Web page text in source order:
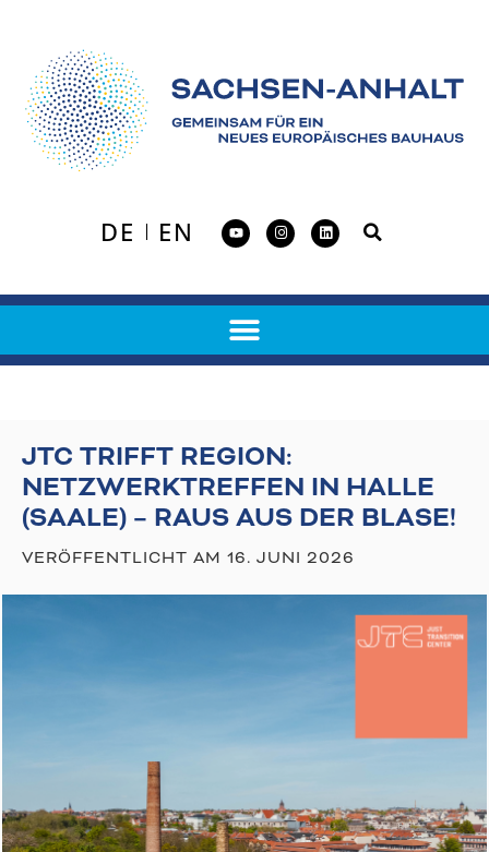
DE EN
JTC TRIFFT REGION:
NETZWERKTREFFEN IN HALLE
(SAALE) – RAUS AUS DER BLASE!
VERÖFFENTLICHT AM 16. JUNI 2026